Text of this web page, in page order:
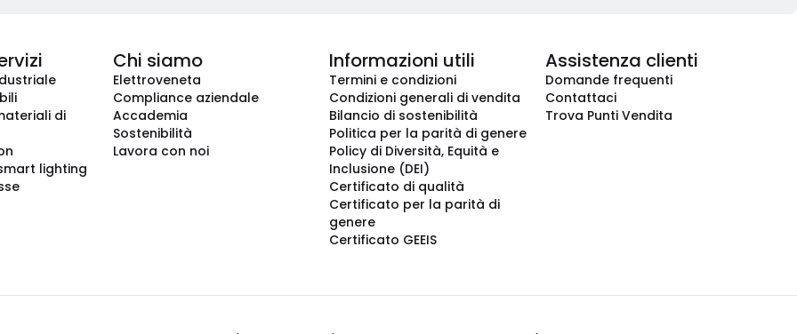
di
lighting
Chi siamo
Elettroveneta
Compliance aziendale
Accademia
Sostenibilità
Lavora con noi
Informazioni utili
Termini e condizioni
Condizioni generali di vendita
Bilancio di sostenibilità
Politica per la parità di genere
Policy di Diversità, Equità e
Inclusione (DEI)
Certificato di qualità
Certificato per la parità di
genere
Certificato GEEIS
Assistenza clienti
Domande frequenti
Contattaci
Trova Punti Vendita